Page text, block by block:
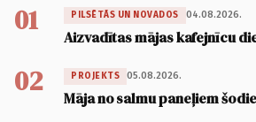
01 PILSĒTĀS UN NOVADOS 04.08.2026.
Aizvadītas mājas kafejnīcu
02 PROJEKTS 05.08.2026.
Māja no salmu paneļiem